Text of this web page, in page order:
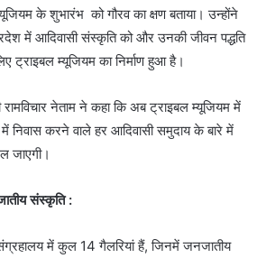
के शुभारंभ को गौरव का क्षण बताया। उन्होंने
में आदिवासी संस्कृति को और उनकी जीवन पद्धति
म्यूजियम का निर्माण हुआ है।
रामविचार नेताम ने कहा कि अब ट्राइबल म्यूजियम में
निवास करने वाले हर आदिवासी समुदाय के बारे में
जाएगी।
संस्कृति :
में कुल 14 गैलरियां हैं, जिनमें जनजातीय